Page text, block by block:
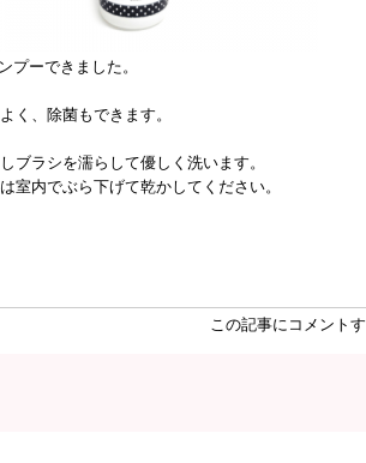
プーできました。
く、除菌もできます。
ブラシを濡らして優しく洗います。
室内でぶら下げて乾かしてください。
この記事にコメント